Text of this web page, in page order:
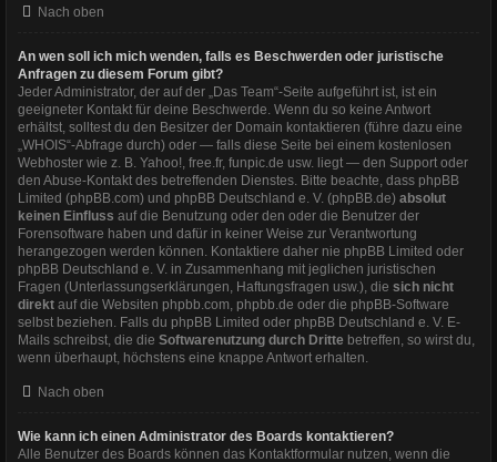
Nach oben
An wen soll ich mich wenden, falls es Beschwerden oder juristische
Anfragen zu diesem Forum gibt?
Jeder Administrator, der auf der „Das Team“-Seite aufgeführt ist, ist ein
geeigneter Kontakt für deine Beschwerde. Wenn du so keine Antwort
erhältst, solltest du den Besitzer der Domain kontaktieren (führe dazu eine
„WHOIS“-Abfrage durch) oder — falls diese Seite bei einem kostenlosen
Webhoster wie z. B. Yahoo!, free.fr, funpic.de usw. liegt — den Support oder
den Abuse-Kontakt des betreffenden Dienstes. Bitte beachte, dass phpBB
Limited (phpBB.com) und phpBB Deutschland e. V. (phpBB.de) absolut
keinen Einfluss auf die Benutzung oder den oder die Benutzer der
Forensoftware haben und dafür in keiner Weise zur Verantwortung
herangezogen werden können. Kontaktiere daher nie phpBB Limited oder
phpBB Deutschland e. V. in Zusammenhang mit jeglichen juristischen
Fragen (Unterlassungserklärungen, Haftungsfragen usw.), die sich nicht
direkt auf die Websiten phpbb.com, phpbb.de oder die phpBB-Software
selbst beziehen. Falls du phpBB Limited oder phpBB Deutschland e. V. E-
Mails schreibst, die die Softwarenutzung durch Dritte betreffen, so wirst du,
wenn überhaupt, höchstens eine knappe Antwort erhalten.
Nach oben
Wie kann ich einen Administrator des Boards kontaktieren?
Alle Benutzer des Boards können das Kontaktformular nutzen, wenn die